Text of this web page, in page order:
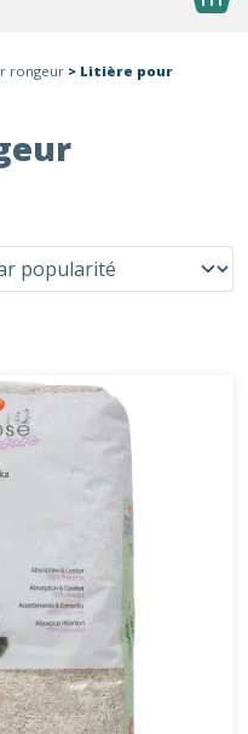
rongeur > Litière pour